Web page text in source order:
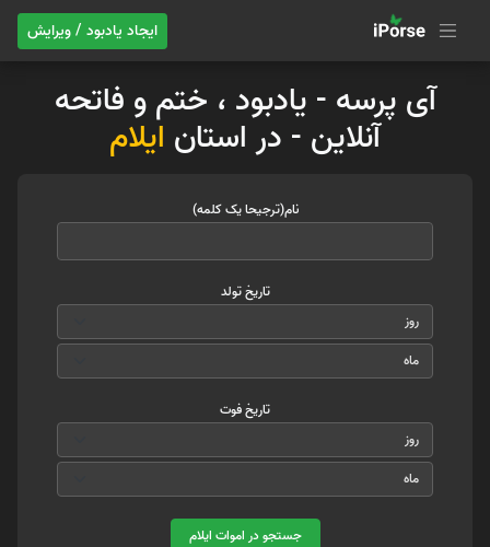
ایجاد یادبود / ویرایش
آی پرسه - یادبود ، ختم و فاتحه
آنلاین - در استان ایلام
نام(ترجیحا یک کلمه)
تاریخ تولد
تاریخ فوت
جستجو در اموات ایلام